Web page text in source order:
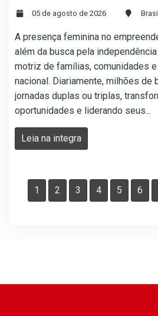
05 de agosto de 2026 Brasil
A presença feminina no
além da busca pela
motriz de famílias, comunidades
nacional. Diariamente, milhões de
jornadas duplas ou triplas,
oportunidades e liderando seus...
Leia na integra
1 2 3 4 5 6